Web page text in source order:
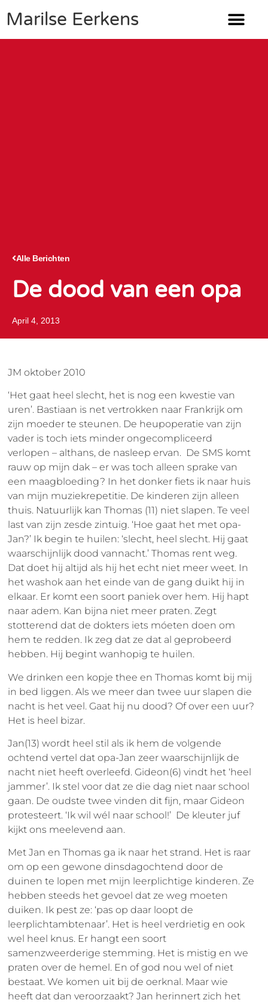
Marilse Eerkens
Alle Berichten
De dood van een opa
April 4, 2013
JM oktober 2010
‘Het gaat heel slecht, het is nog een kwestie van
uren’. Bastiaan is net vertrokken naar Frankrijk om
zijn moeder te steunen. De heupoperatie van zijn
vader is toch iets minder ongecompliceerd
verlopen – althans, de nasleep ervan. De SMS komt
rauw op mijn dak – er was toch alleen sprake van
een maagbloeding? In het donker fiets ik naar huis
van mijn muziekrepetitie. De kinderen zijn alleen
thuis. Natuurlijk kan Thomas (11) niet slapen. Te veel
last van zijn zesde zintuig. ‘Hoe gaat het met opa-
Jan?’ Ik begin te huilen: ‘slecht, heel slecht. Hij gaat
waarschijnlijk dood vannacht.’ Thomas rent weg.
Dat doet hij altijd als hij het echt niet meer weet. In
het washok aan het einde van de gang duikt hij in
elkaar. Er komt een soort paniek over hem. Hij hapt
naar adem. Kan bijna niet meer praten. Zegt
stotterend dat de dokters iets móeten doen om
hem te redden. Ik zeg dat ze dat al geprobeerd
hebben. Hij begint wanhopig te huilen.
We drinken een kopje thee en Thomas komt bij mij
in bed liggen. Als we meer dan twee uur slapen die
nacht is het veel. Gaat hij nu dood? Of over een uur?
Het is heel bizar.
Jan(13) wordt heel stil als ik hem de volgende
ochtend vertel dat opa-Jan zeer waarschijnlijk de
nacht niet heeft overleefd. Gideon(6) vindt het ‘heel
jammer’. Ik stel voor dat ze die dag niet naar school
gaan. De oudste twee vinden dit fijn, maar Gideon
protesteert. ‘Ik wil wél naar school!’ De kleuter juf
kijkt ons meelevend aan.
Met Jan en Thomas ga ik naar het strand. Het is raar
om op een gewone dinsdagochtend door de
duinen te lopen met mijn leerplichtige kinderen. Ze
hebben steeds het gevoel dat ze weg moeten
duiken. Ik pest ze: ‘pas op daar loopt de
leerplichtambtenaar’. Het is heel verdrietig en ook
wel heel knus. Er hangt een soort
samenzweerderige stemming. Het is mistig en we
praten over de hemel. En of god nou wel of niet
bestaat. We komen uit bij de oerknal. Maar wie
heeft dat dan veroorzaakt? Jan herinnert zich het